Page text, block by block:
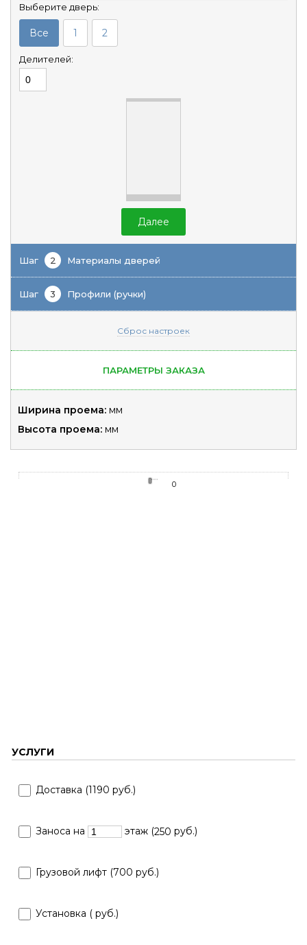
Выберите дверь:
Все 1 2
Делителей:
Далее
Шаг 2 Материалы дверей
Шаг 3 Профили (ручки)
Сброс настроек
ПАРАМЕТРЫ ЗАКАЗА
Ширина проема: мм
Высота проема: мм
0
УСЛУГИ
Доставка (1190 руб.)
Заноса на этаж (250 руб.)
Грузовой лифт (700 руб.)
Установка ( руб.)